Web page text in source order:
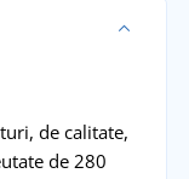
de calitate,
de 280